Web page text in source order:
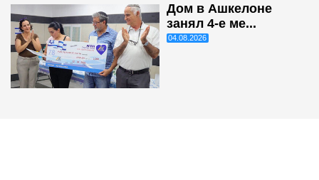
Дом в Ашкелоне
занял 4-е ме...
04.08.2026